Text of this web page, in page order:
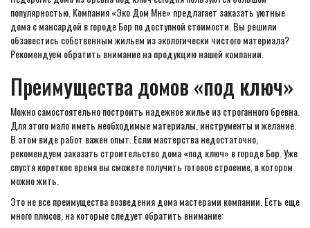
популярностью. Компания «Эко Дом Мне» предлагает заказать уютные
дома с мансардой в городе Бор по доступной стоимости. Вы решили
обзавестись собственным жильем из экологически чистого материала?
Рекомендуем обратить внимание на продукцию нашей компании.
Преимущества домов «под ключ»
Можно самостоятельно построить надежное жилье из строганного бревна.
Для этого мало иметь необходимые материалы, инструменты и желание.
В этом виде работ важен опыт. Если мастерства недостаточно,
рекомендуем заказать строительство дома «под ключ» в городе Бор. Уже
спустя короткое время вы сможете получить готовое строение, в котором
можно жить.
Это не все преимущества возведения дома мастерами компании. Есть еще
много плюсов, на которые следует обратить внимание: